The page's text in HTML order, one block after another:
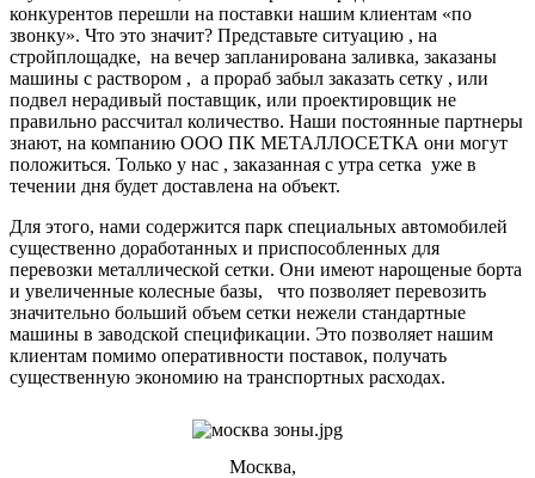
конкурентов перешли на поставки нашим клиентам «по
звонку». Что это значит? Представьте ситуацию , на
стройплощадке, на вечер запланирована заливка, заказаны
машины с раствором , а прораб забыл заказать сетку , или
подвел нерадивый поставщик, или проектировщик не
правильно рассчитал количество. Наши постоянные партнеры
знают, на компанию ООО ПК МЕТАЛЛОСЕТКА они могут
положиться. Только у нас , заказанная с утра сетка уже в
течении дня будет доставлена на объект.
Для этого, нами содержится парк специальных автомобилей
существенно доработанных и приспособленных для
перевозки металлической сетки. Они имеют нарощеные борта
и увеличенные колесные базы, что позволяет перевозить
значительно больший объем сетки нежели стандартные
машины в заводской спецификации. Это позволяет нашим
клиентам помимо оперативности поставок, получать
существенную экономию на транспортных расходах.
Москва,